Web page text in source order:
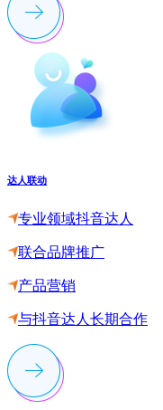
达人联动
专业领域抖音达人
联合品牌推广
产品营销
与抖音达人长期合作